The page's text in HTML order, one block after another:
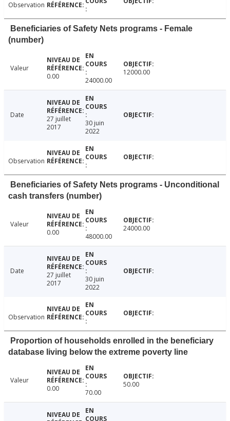
Observation
Beneficiaries of Safety Nets programs - Female
(number)
Valeur
0.00
24000.00
12000.00
Date
27 juillet
2017
30 juin
2022
Observation
Beneficiaries of Safety Nets programs - Unconditional
cash transfers (number)
Valeur
0.00
48000.00
24000.00
Date
27 juillet
2017
30 juin
2022
Observation
Proportion of households enrolled in the beneficiary
database living below the extreme poverty line
Valeur
0.00
70.00
50.00